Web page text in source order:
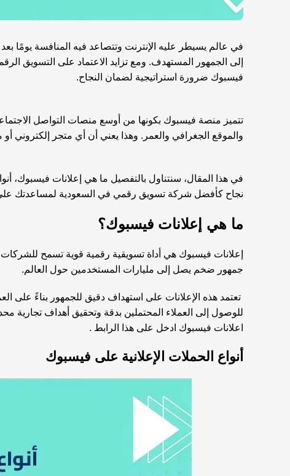
في عالم يسيطر عليه الإنترنت وتتصاعد فيه المنافسة يومًا
إلى الجمهور المستهدف. ومع تزايد الاعتماد على التسويق
فيسبوك ضرورة استراتيجية لضمان النجاح.
تتميز منصة فيسبوك بكونها من أوسع منصات التواصل
والموقع الجغرافي والعمر. وهذا يعني أن أي متجر إلكتروني
في هذا المقال، سنتناول بالتفصيل ما هي إعلانات فيسبوك،
نجاح كأفضل شركة تسويق رقمي في السعودية لمساعدتك على
ما هي إعلانات فيسبوك؟
جمهور ضخم يصل إلى مليارات المستخدمين حول العالم.
تعتمد هذه الإعلانات على استهداف دقيق للجمهور بناءً على
للوصول إلى العملاء المحتملين بدقة وتحقيق أهداف تجارية
اعلانات فيسبوك ادخل على هذا الرابط .
أنواع الحملات الإعلانية على فيسبوك